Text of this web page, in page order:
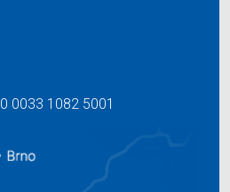
0033 1082 5001